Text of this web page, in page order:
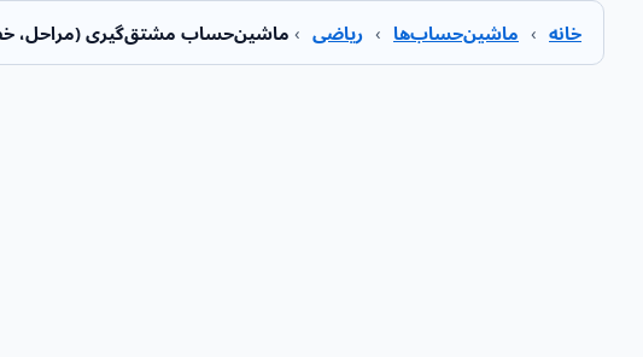
خانه › ماشین‌حساب‌ها › ریاضی › ماشین‌حساب مشتق‌گیری (مراحل،